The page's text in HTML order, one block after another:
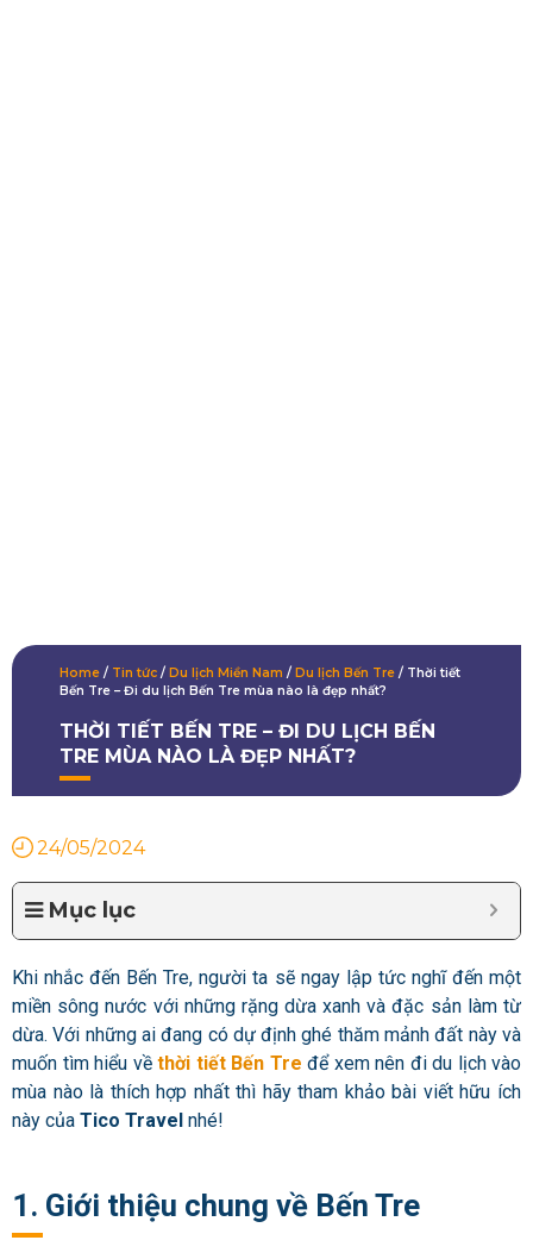
Home / Tin tức / Du lịch Miền Nam / Du lịch Bến Tre / Thời tiết
Bến Tre – Đi du lịch Bến Tre mùa nào là đẹp nhất?
THỜI TIẾT BẾN TRE – ĐI DU LỊCH BẾN
TRE MÙA NÀO LÀ ĐẸP NHẤT?
24/05/2024
Mục lục
Khi nhắc đến Bến Tre, người ta sẽ ngay lập tức nghĩ đến một
miền sông nước với những rặng dừa xanh và đặc sản làm từ
dừa. Với những ai đang có dự định ghé thăm mảnh đất này và
muốn tìm hiểu về thời tiết Bến Tre để xem nên đi du lịch vào
mùa nào là thích hợp nhất thì hãy tham khảo bài viết hữu ích
này của Tico Travel nhé!
1. Giới thiệu chung về Bến Tre